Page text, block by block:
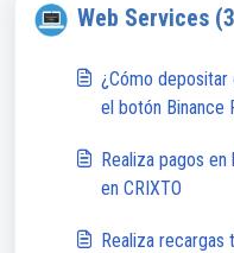
Web Services
¿Cómo
el botón Binance
Realiza pagos
en CRIXTO
Realiza recargas